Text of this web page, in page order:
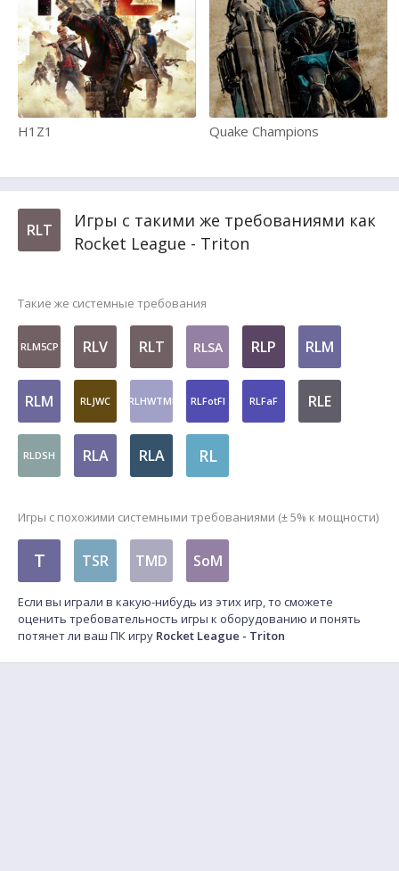
H1Z1 Quake Champions
RLT
Игры с такими же требованиями как
Rocket League - Triton
Такие же системные требования
RLM5CP RLV RLT RLSA RLP RLM
RLM RLJWC RLHWTMI RLFotFI RLFaF RLE
RLDSH RLA RLA RL
Игры с похожими системными требованиями (± 5% к мощности)
T TSR TMD SoM
Если вы играли в какую-нибудь из этих игр, то сможете
оценить требовательность игры к оборудованию и понять
потянет ли ваш ПК игру Rocket League - Triton